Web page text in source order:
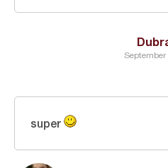
super